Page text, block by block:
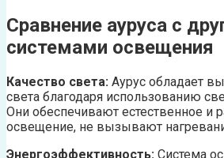
Сравнение ауруса с
системами освещения
Качество света: Аурус обладает
света благодаря использованию
Они обеспечивают естественное и
освещение, не вызывают
Энергоэффективность: Система